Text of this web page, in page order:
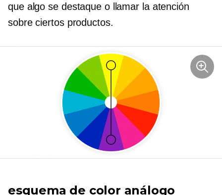
que algo se destaque o llamar la atención
sobre ciertos productos.
esquema de color análogo